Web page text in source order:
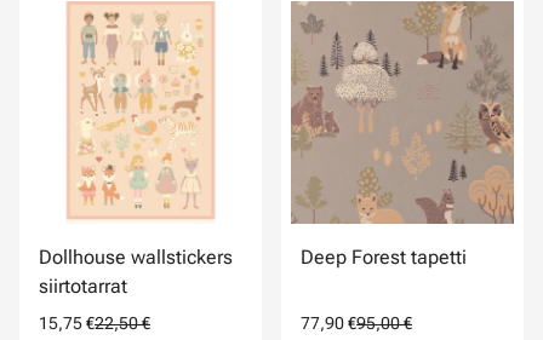
Dollhouse wallstickers
siirtotarrat
15,75 €22,50 €
Deep Forest tapetti
77,90 €95,00 €